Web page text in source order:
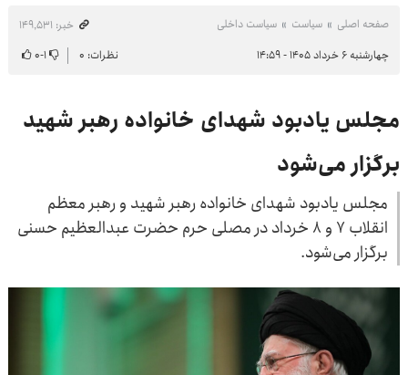
صفحه اصلی سیاست سیاست داخلی
خبر: ۱۴۹٬۵۳۱
چهارشنبه ۶ خرداد ۱۴۰۵ - ۱۴:۵۹
نظرات: ۰ ۱-۰
مجلس یادبود شهدای خانواده رهبر شهید
برگزار می‌شود
مجلس یادبود شهدای خانواده رهبر شهید و رهبر معظم
انقلاب ۷ و ۸ خرداد در مصلی حرم حضرت عبدالعظیم حسنی
برگزار می‌شود.